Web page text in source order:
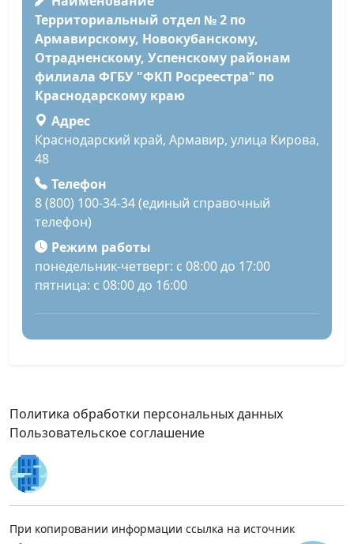
Территориальный отдел № 2 по
Армавирскому, Новокубанскому,
Отрадненскому, Успенскому районам
филиала ФГБУ "ФКП Росреестра" по
Краснодарскому краю
Адрес
Краснодарский край, Армавир, улица Кирова,
48
Телефон
8 (800) 100-34-34 (единый справочный
телефон)
Режим работы
понедельник-четверг: с 08:00 до 17:00
пятница: с 08:00 до 16:00
Политика обработки персональных данных
Пользовательское соглашение
При копировании информации ссылка на источник